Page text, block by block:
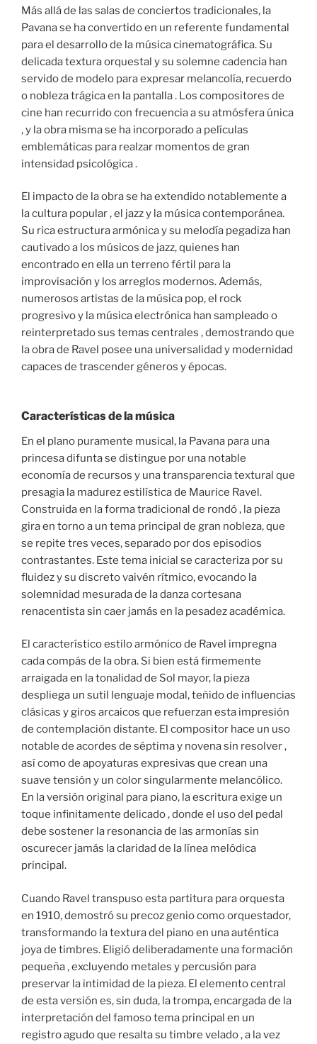
Más allá de las salas de conciertos tradicionales, la
Pavana se ha convertido en un referente fundamental
para el desarrollo de la música cinematográfica. Su
delicada textura orquestal y su solemne cadencia han
servido de modelo para expresar melancolía, recuerdo
o nobleza trágica en la pantalla . Los compositores de
cine han recurrido con frecuencia a su atmósfera única
, y la obra misma se ha incorporado a películas
emblemáticas para realzar momentos de gran
intensidad psicológica .
El impacto de la obra se ha extendido notablemente a
la cultura popular , el jazz y la música contemporánea.
Su rica estructura armónica y su melodía pegadiza han
cautivado a los músicos de jazz, quienes han
encontrado en ella un terreno fértil para la
improvisación y los arreglos modernos. Además,
numerosos artistas de la música pop, el rock
progresivo y la música electrónica han sampleado o
reinterpretado sus temas centrales , demostrando que
la obra de Ravel posee una universalidad y modernidad
capaces de trascender géneros y épocas.
Características de la música
En el plano puramente musical, la Pavana para una
princesa difunta se distingue por una notable
economía de recursos y una transparencia textural que
presagia la madurez estilística de Maurice Ravel.
Construida en la forma tradicional de rondó , la pieza
gira en torno a un tema principal de gran nobleza, que
se repite tres veces, separado por dos episodios
contrastantes. Este tema inicial se caracteriza por su
fluidez y su discreto vaivén rítmico, evocando la
solemnidad mesurada de la danza cortesana
renacentista sin caer jamás en la pesadez académica.
El característico estilo armónico de Ravel impregna
cada compás de la obra. Si bien está firmemente
arraigada en la tonalidad de Sol mayor, la pieza
despliega un sutil lenguaje modal, teñido de influencias
clásicas y giros arcaicos que refuerzan esta impresión
de contemplación distante. El compositor hace un uso
notable de acordes de séptima y novena sin resolver ,
así como de apoyaturas expresivas que crean una
suave tensión y un color singularmente melancólico.
En la versión original para piano, la escritura exige un
toque infinitamente delicado , donde el uso del pedal
debe sostener la resonancia de las armonías sin
oscurecer jamás la claridad de la línea melódica
principal.
Cuando Ravel transpuso esta partitura para orquesta
en 1910, demostró su precoz genio como orquestador,
transformando la textura del piano en una auténtica
joya de timbres. Eligió deliberadamente una formación
pequeña , excluyendo metales y percusión para
preservar la intimidad de la pieza. El elemento central
de esta versión es, sin duda, la trompa, encargada de la
interpretación del famoso tema principal en un
registro agudo que resalta su timbre velado , a la vez